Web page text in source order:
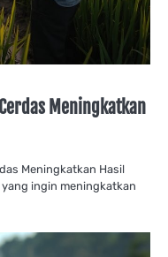
Meningkatkan
Meningkatkan Hasil
ingin meningkatkan